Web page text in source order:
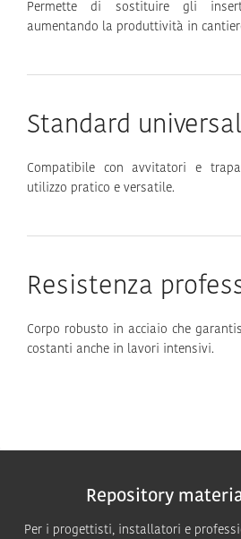
Permette di sostituire gli
aumentando la produttività in
Standard
Compatibile con avvitatori e
utilizzo pratico e versatile.
Resistenza
Corpo robusto in acciaio che
costanti anche in lavori intensivi.
Repository
Per i progettisti, installatori e